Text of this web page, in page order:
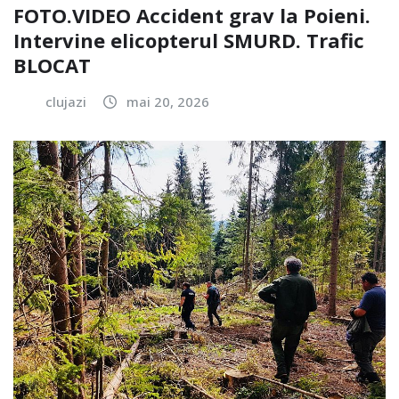
FOTO.VIDEO Accident grav la Poieni.
Intervine elicopterul SMURD. Trafic
BLOCAT
clujazi mai 20, 2026